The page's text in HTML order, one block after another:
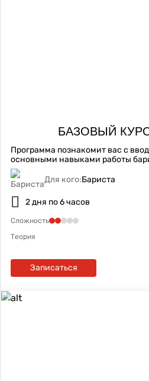
БАЗОВЫЙ
Программа познакомит вас с
основными навыками работы
Для кого:Бариста
2 дня по 6 часов
Сложность
Теория
Записаться